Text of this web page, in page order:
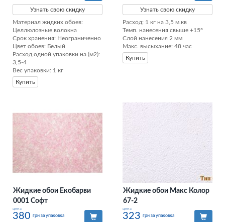
Узнать свою скидку
Материал жидких обоев:
Целлюлозные волокна
Срок хранения: Неограниченно
Цвет обоев: Белый
Расход одной упаковки на (м2):
3,5-4
Вес упаковки: 1 кг
Купить
Узнать свою скидку
Расход: 1 кг на 3,5 м.кв
Темп. нанесения свыше +15°
Слой нанесения 2 мм
Макс. высыхание: 48 час
Купить
Жидкие обои Екобарви
0001 Софт
цена
380 грн за упаковка
Жидкие обои Макс Колор
67-2
цена
323 грн за упаковка